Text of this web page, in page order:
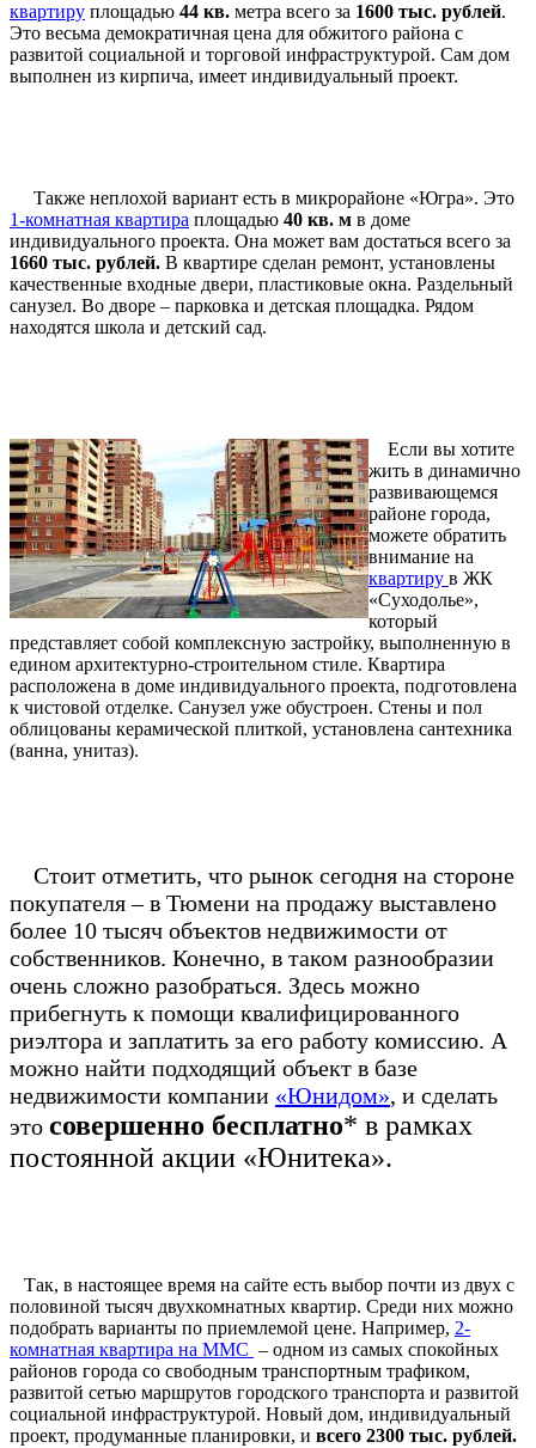
квартиру площадью 44 кв. метра всего за 1600 тыс. рублей.
Это весьма демократичная цена для обжитого района с
развитой социальной и торговой инфраструктурой. Сам дом
выполнен из кирпича, имеет индивидуальный проект.
Также неплохой вариант есть в микрорайоне «Югра». Это
1-комнатная квартира площадью 40 кв. м в доме
индивидуального проекта. Она может вам достаться всего за
1660 тыс. рублей. В квартире сделан ремонт, установлены
качественные входные двери, пластиковые окна. Раздельный
санузел. Во дворе – парковка и детская площадка. Рядом
находятся школа и детский сад.
Если вы хотите
жить в динамично
развивающемся
районе города,
можете обратить
внимание на
квартиру в ЖК
«Суходолье»,
который
представляет собой комплексную застройку, выполненную в
едином архитектурно-строительном стиле. Квартира
расположена в доме индивидуального проекта, подготовлена
к чистовой отделке. Санузел уже обустроен. Стены и пол
облицованы керамической плиткой, установлена сантехника
(ванна, унитаз).
Стоит отметить, что рынок сегодня на стороне
покупателя – в Тюмени на продажу выставлено
более 10 тысяч объектов недвижимости от
собственников. Конечно, в таком разнообразии
очень сложно разобраться. Здесь можно
прибегнуть к помощи квалифицированного
риэлтора и заплатить за его работу комиссию. А
можно найти подходящий объект в базе
недвижимости компании «Юнидом», и сделать
это совершенно бесплатно* в рамках
постоянной акции «Юнитека».
Так, в настоящее время на сайте есть выбор почти из двух с
половиной тысяч двухкомнатных квартир. Среди них можно
подобрать варианты по приемлемой цене. Например, 2-
комнатная квартира на ММС – одном из самых спокойных
районов города со свободным транспортным трафиком,
развитой сетью маршрутов городского транспорта и развитой
социальной инфраструктурой. Новый дом, индивидуальный
проект, продуманные планировки, и всего 2300 тыс. рублей.